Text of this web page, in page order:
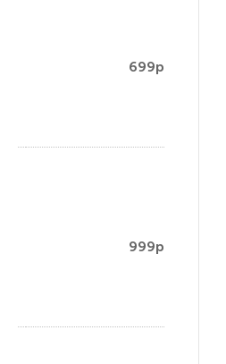
699р
999р